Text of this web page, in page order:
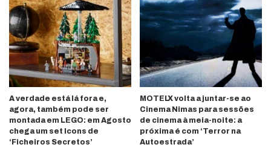
A verdade está lá fora e,
agora, também pode ser
montada em LEGO: em Agosto
chega um set Icons de
‘Ficheiros Secretos’
MOTELX volta a juntar-se ao
Cinema Nimas para sessões
de cinema à meia-noite: a
próxima é com ‘Terror na
Autoestrada’